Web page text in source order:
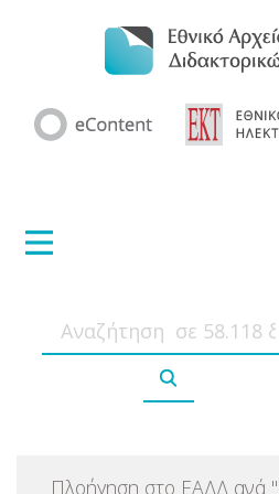
Πλοήγηση στο ΕΑΔΔ ανά "